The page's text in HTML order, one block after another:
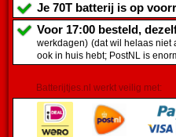
Je 70T batterij is op
Voor 17:00 besteld,
werkdagen) (dat wil helaas niet
ook in huis hebt; PostNL is
Batterijtjes.nl werkt veilig met: